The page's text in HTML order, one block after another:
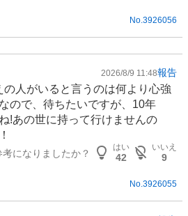
No. 3926056
2026/8/9 11:48報告
人がいると言うのは何より心強
ので、待ちたいですが、10年
!あの世に持って行けませんの
になりましたか？
はい
42
いいえ
9
No.3926055